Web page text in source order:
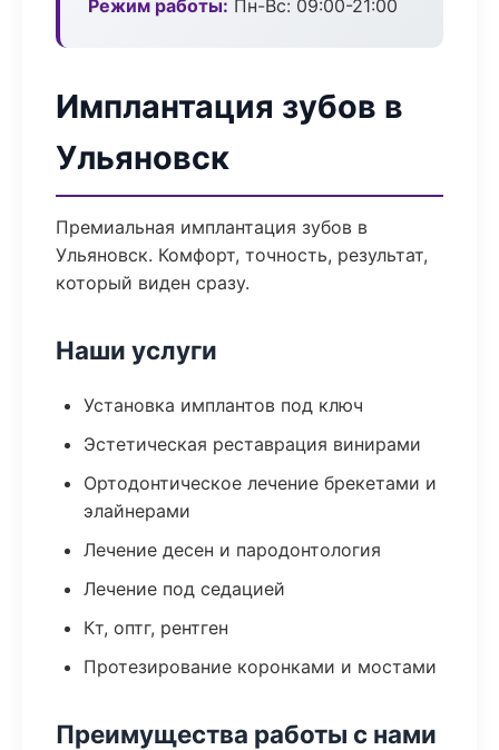
Режим работы: Пн-Вс: 09:00-21:00
Имплантация зубов в
Ульяновск
Премиальная имплантация зубов в
Ульяновск. Комфорт, точность, результат,
который виден сразу.
Наши услуги
Установка имплантов под ключ
Эстетическая реставрация винирами
Ортодонтическое лечение брекетами и
элайнерами
Лечение десен и пародонтология
Лечение под седацией
Кт, оптг, рентген
Протезирование коронками и мостами
Преимущества работы с нами